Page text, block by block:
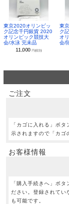
東京2020オリンピッ
ク記念千円銀貨 2020
オリンピック競技大
会/水泳 完未品
11,000円(税別)
東
ク
オ
会/
ご注文
「カゴに入れる」ボ
示されますので「カゴ
お客様情報
「購入手続きへ」ボ
ださい。登録されてい
も可能です。